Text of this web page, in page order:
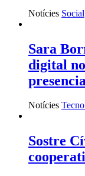
Notícies Social
Sara
digital
Notícies
Sostre